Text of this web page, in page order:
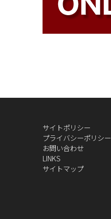
サイトポリシー
プライバシーポリシー
お問い合わせ
LINKS
サイトマップ